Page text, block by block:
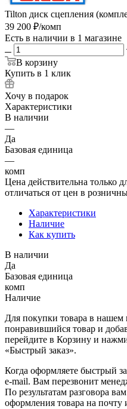
Tilton диск сцепления
39 200 ₽/комп
Есть в наличии в 1 магазине
В корзину
Купить в 1 клик
Хочу в подарок
Характеристики
В наличии
—
Да
Базовая единица
—
комп
Цена действительна только
отличаться от цен в
Характеристики
Наличие
Как купить
В наличии
Да
Базовая единица
комп
Наличие
Для покупки товара в нашем
понравившийся товар и
перейдите в Корзину и
«Быстрый заказ».
Когда оформляете быстрый
e-mail. Вам перезвонит
По результатам разговора
оформления товара на